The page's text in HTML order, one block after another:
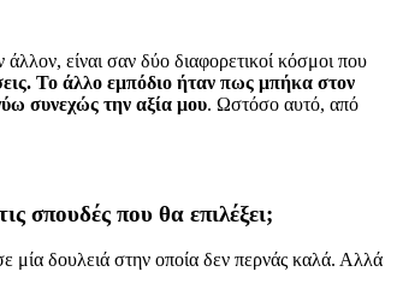
είναι σαν δύο διαφορετικοί κόσμοι που
Το άλλο εμπόδιο ήταν πως μπήκα στον
συνεχώς την αξία μου. Ωστόσο αυτό, από
σπουδές που θα επιλέξει;
μία δουλειά στην οποία δεν περνάς καλά. Αλλά